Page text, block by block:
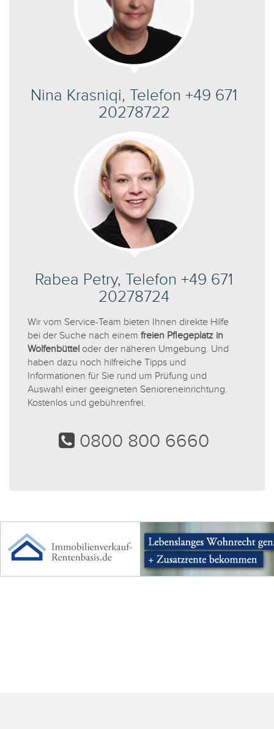
Nina Krasniqi, Telefon +49 671
20278722
Rabea Petry, Telefon +49 671
20278724
Wir vom Service-Team bieten Ihnen direkte Hilfe
bei der Suche nach einem freien Pflegeplatz in
Wolfenbüttel oder der näheren Umgebung. Und
haben dazu noch hilfreiche Tipps und
Informationen für Sie rund um Prüfung und
Auswahl einer geeigneten Senioreneinrichtung.
Kostenlos und gebührenfrei.
0800 800 6660